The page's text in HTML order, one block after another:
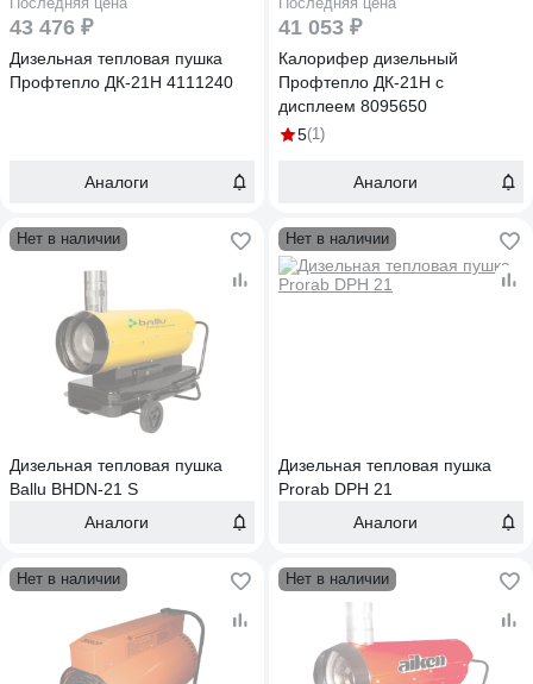
43 476 ₽
Дизельная тепловая пушка
Профтепло ДК-21Н 4111240
Аналоги
41 053 ₽
Калорифер дизельный
Профтепло ДК-21Н с
дисплеем 8095650
5(1)
Аналоги
Нет в наличии
Дизельная тепловая пушка
Ballu BHDN-21 S
Аналоги
Нет в наличии
Дизельная тепловая пушка
Prorab DPH 21
Аналоги
Нет в наличии Нет в наличии